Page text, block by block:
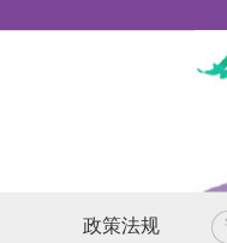
政策法规